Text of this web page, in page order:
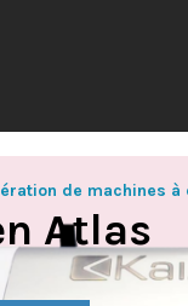
de machines à
Atlas